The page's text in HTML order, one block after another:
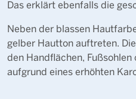
Das erklärt ebenfalls die
Neben der blassen
gelber Hautton auftreten.
den Handflächen,
aufgrund eines erhöhten